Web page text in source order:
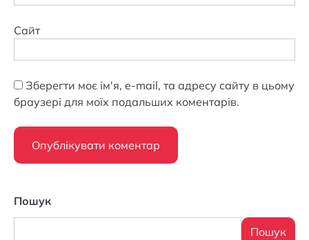
Сайт
Зберегти моє ім'я, e-mail, та адресу сайту в цьому
браузері для моїх подальших коментарів.
Пошук
Пошук